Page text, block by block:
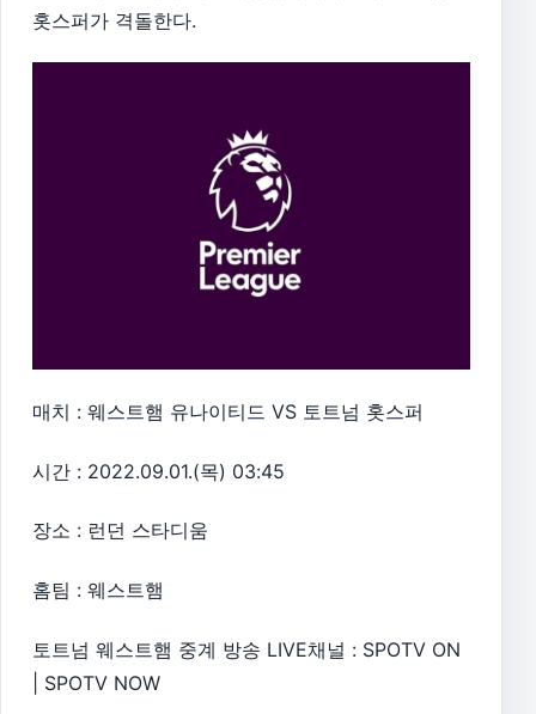
홋스퍼가 격돌한다.
매치 : 웨스트햄 유나이티드 VS 토트넘 홋스퍼
시간 : 2022.09.01.(목) 03:45
장소 : 런던 스타디움
홈팀 : 웨스트햄
토트넘 웨스트햄 중계 방송 LIVE채널 : SPOTV ON
| SPOTV NOW